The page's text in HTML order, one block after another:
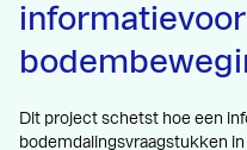
Dit project schetst hoe een
bodemdalingsvraagstukken